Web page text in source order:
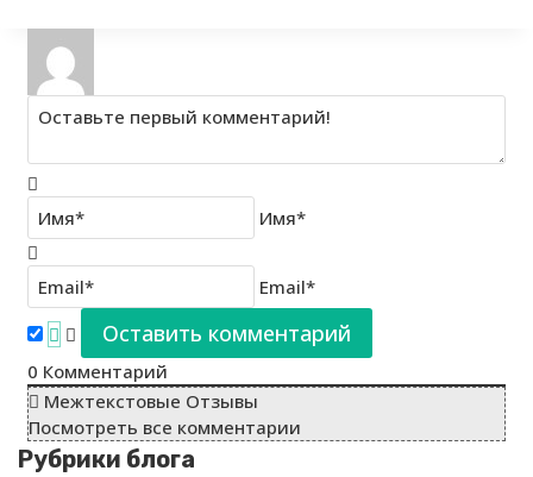
Имя*
Email*
0 Комментарий
Межтекстовые Отзывы
Посмотреть все комментарии
Рубрики блога